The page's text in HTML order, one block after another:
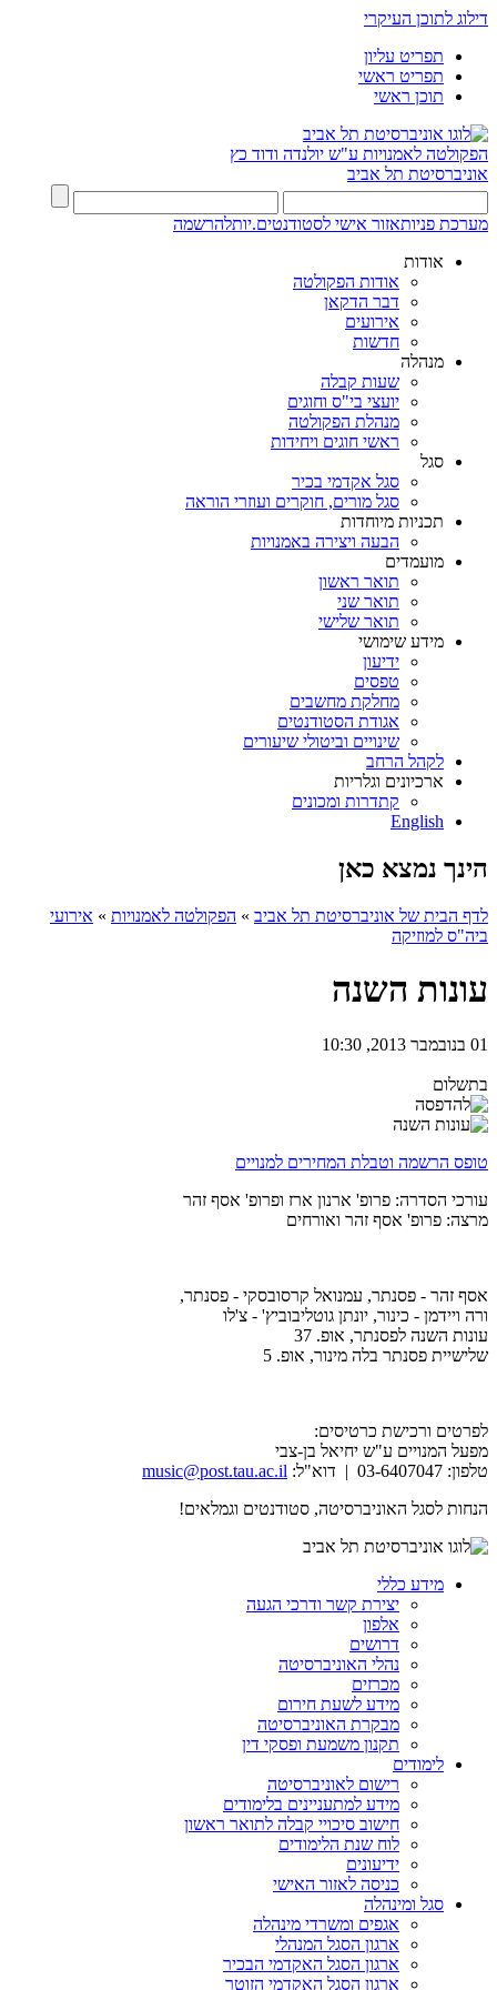
דילוג לתוכן העיקרי
תפריט עליון
תפריט ראשי
תוכן ראשי
הפקולטה לאמנויות ע"ש יולנדה ודוד כץ
אוניברסיטת תל אביב
מערכת פניותאזור אישי לסטודנטים.יותלהרשמה
אודות
אודות הפקולטה
דבר הדקאן
אירועים
חדשות
מנהלה
שעות קבלה
יועצי בי"ס וחוגים
מנהלת הפקולטה
ראשי חוגים ויחידות
סגל
סגל אקדמי בכיר
סגל מורים, חוקרים ועוזרי הוראה
תכניות מיוחדות
הבעה ויצירה באמנויות
מועמדים
תואר ראשון
תואר שני
תואר שלישי
מידע שימושי
ידיעון
טפסים
מחלקת מחשבים
אגודת הסטודנטים
שינויים וביטולי שיעורים
לקהל הרחב
ארכיונים וגלריות
קתדרות ומכונים
English
הינך נמצא כאן
לדף הבית של אוניברסיטת תל אביב » הפקולטה לאמנויות » אירועי
ביה"ס למוזיקה
עונות השנה
01 בנובמבר 2013, 10:30
בתשלום
טופס הרשמה וטבלת המחירים למנויים
עורכי הסדרה: פרופ' ארנון ארז ופרופ' אסף זהר
מרצה: פרופ' אסף זהר ואורחים
אסף זהר - פסנתר, עמנואל קרסובסקי - פסנתר,
ורה ויידמן - כינור, יונתן גוטליבוביץ' - צ'לו
עונות השנה לפסנתר, אופ. 37
שלישיית פסנתר בלה מינור, אופ. 5
לפרטים ורכישת כרטיסים:
מפעל המנויים ע"ש יחיאל בן-צבי
טלפון: 03-6407047 | דוא"ל:
music@post.tau.ac.il
הנחות לסגל האוניברסיטה, סטודנטים וגמלאים!
מידע כללי
יצירת קשר ודרכי הגעה
אלפון
דרושים
נהלי האוניברסיטה
מכרזים
מידע לשעת חירום
מבקרת האוניברסיטה
תקנון משמעת ופסקי דין
לימודים
רישום לאוניברסיטה
מידע למתעניינים בלימודים
חישוב סיכויי קבלה לתואר ראשון
לוח שנת הלימודים
ידיעונים
כניסה לאזור האישי
סגל ומינהלה
אגפים ומשרדי מינהלה
ארגון הסגל המנהלי
ארגון הסגל האקדמי הבכיר
ארגון הסגל האקדמי הזוטר